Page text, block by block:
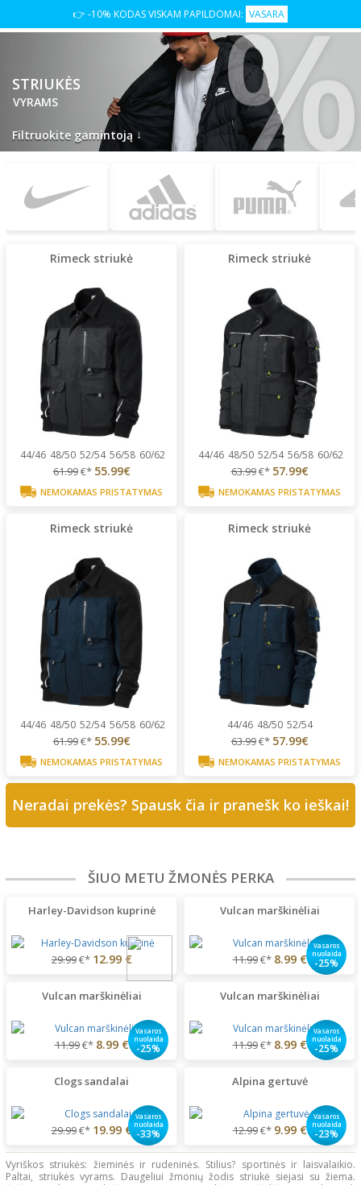
👉 -10% KODAS VISKAM PAPILDOMAI: VASARA
Filtruokite gamintoją ↓
STRIUKĖS
VYRAMS
Rimeck striukė
44/46 48/50 52/54 56/58 60/62
61.99€* 55.99€
NEMOKAMAS PRISTATYMAS
Rimeck striukė
44/46 48/50 52/54 56/58 60/62
63.99€* 57.99€
NEMOKAMAS PRISTATYMAS
Rimeck striukė
44/46 48/50 52/54 56/58 60/62
61.99€* 55.99€
NEMOKAMAS PRISTATYMAS
Rimeck striukė
44/46 48/50 52/54
63.99€* 57.99€
NEMOKAMAS PRISTATYMAS
Neradai prekės? Spausk čia ir pranešk ko ieškai!
ŠIUO METU ŽMONĖS PERKA
Harley-Davidson kuprinė
29.99€* 12.99 €
Vulcan marškinėliai
Vasaros
nuolaida
-25%
11.99€* 8.99 €
Vulcan marškinėliai
Vasaros
nuolaida
-25%
11.99€* 8.99 €
Vulcan marškinėliai
Vasaros
nuolaida
-25%
11.99€* 8.99 €
Clogs sandalai
Vasaros
nuolaida
-33%
29.99€* 19.99 €
Alpina gertuvė
Vasaros
nuolaida
-23%
12.99€* 9.99 €
Vyriškos striukės: žieminės ir rudeninės. Stilius? sportinės ir laisvalaikio.
Paltai, striukės vyrams. Daugeliui žmonių žodis striukė siejasi su žiema.